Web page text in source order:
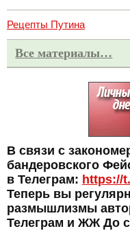
Рецепты Путина
Все материалы…
В связи с
бандеровского
в Телеграм: https://
Теперь вы
размышлизмы
Телеграм и ЖЖ До